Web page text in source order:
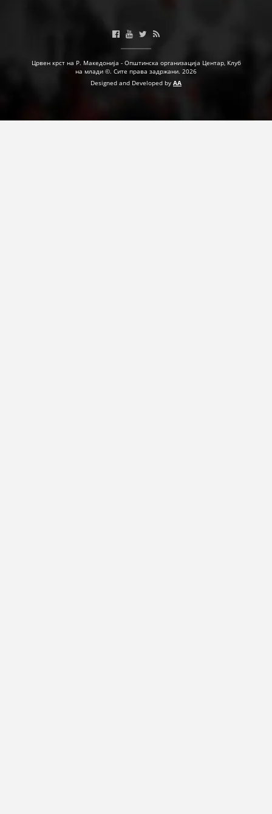
Црвен крст на Р. Македонија - Општинска организација Центар, Клуб
на млади ©. Сите права задржани. 2026
Designed and Developed by AA